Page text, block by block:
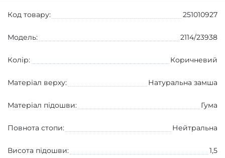
Код товару: 251010927
Модель: 2114/23938
Колір: Коричневий
Матеріал верху: Натуральна замша
Матеріал підошви: Гума
Повнота стопи: Нейтральна
Висота підошви: 1,5